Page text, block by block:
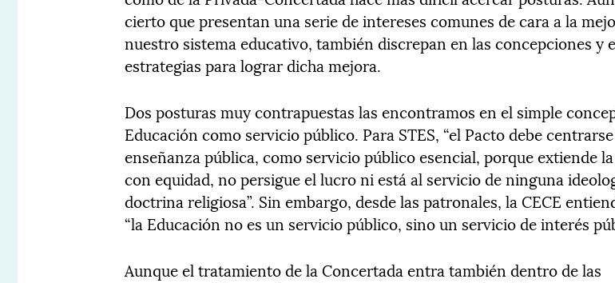
cierto que presentan una serie de intereses comunes de cara a la
nuestro sistema educativo, también discrepan en las concepciones y
estrategias para lograr dicha mejora.
Dos posturas muy contrapuestas las encontramos en el simple
Educación como servicio público. Para STES, “el Pacto debe
enseñanza pública, como servicio público esencial, porque extiende
con equidad, no persigue el lucro ni está al servicio de ninguna
doctrina religiosa”. Sin embargo, desde las patronales, la CECE
“la Educación no es un servicio público, sino un servicio de interés
Aunque el tratamiento de la Concertada entra también dentro de las